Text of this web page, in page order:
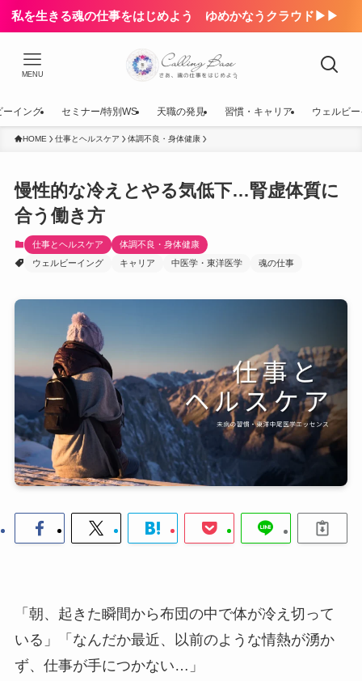
私を生きる魂の仕事をはじめよう ゆめかなうクラウド▶▶
MENU
ーイング セミナー/特別WS 天職の発見 習慣・キャリア ウェルビ
HOME 仕事とヘルスケア 体調不良・身体健康
慢性的な冷えとやる気低下…腎虚体質に
合う働き方
仕事とヘルスケア
体調不良・身体健康
ウェルビーイング
キャリア 中医学・東洋医学 魂の仕事
「朝、起きた瞬間から布団の中で体が冷え切って
いる」「なんだか最近、以前のような情熱が湧か
ず、仕事が手につかない…」